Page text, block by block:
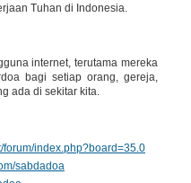
Tuhan di Indonesia.
internet, terutama mereka
bagi setiap orang, gereja,
ada di sekitar kita.
forum/index.php?board=35.0
sabdadoa